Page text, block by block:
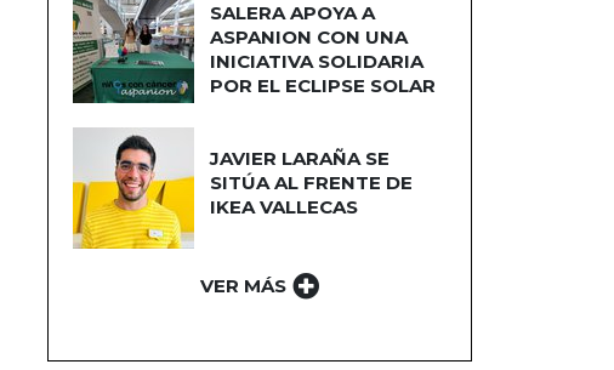
SALERA APOYA A
ASPANION CON UNA
INICIATIVA SOLIDARIA
POR EL ECLIPSE SOLAR
JAVIER LARAÑA SE
SITÚA AL FRENTE DE
IKEA VALLECAS
VER MÁS